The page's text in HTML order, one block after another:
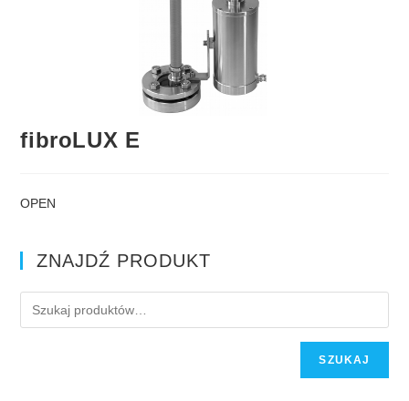
fibroLUX E
OPEN
ZNAJDŹ PRODUKT
SZUKAJ